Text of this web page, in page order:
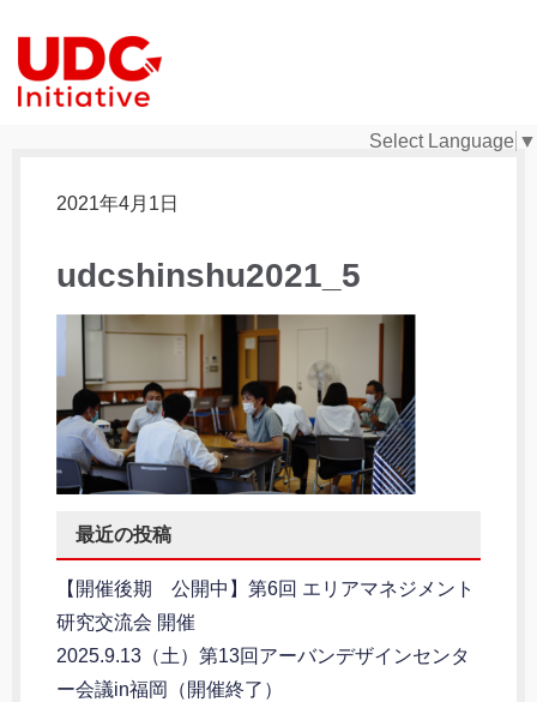
Select Language ▼
2021年4月1日
udcshinshu2021_5
最近の投稿
【開催後期 公開中】第6回 エリアマネジメント
研究交流会 開催
2025.9.13（土）第13回アーバンデザインセンタ
ー会議in福岡（開催終了）